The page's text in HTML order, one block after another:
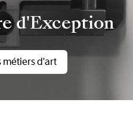
d'Exception
métiers d'art